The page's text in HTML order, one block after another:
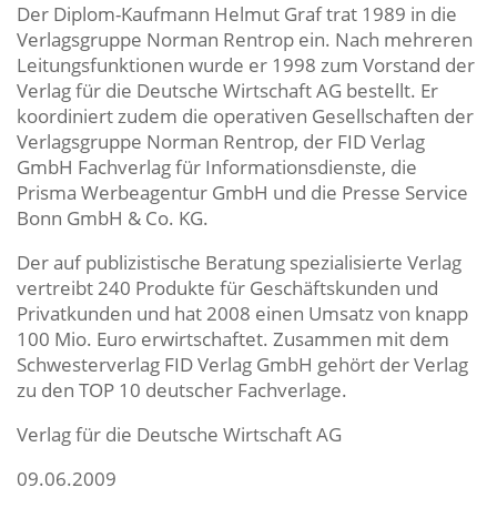
Der Diplom-Kaufmann Helmut Graf trat 1989 in die
Verlagsgruppe Norman Rentrop ein. Nach mehreren
Leitungsfunktionen wurde er 1998 zum Vorstand der
Verlag für die Deutsche Wirtschaft AG bestellt. Er
koordiniert zudem die operativen Gesellschaften der
Verlagsgruppe Norman Rentrop, der FID Verlag
GmbH Fachverlag für Informationsdienste, die
Prisma Werbeagentur GmbH und die Presse Service
Bonn GmbH & Co. KG.
Der auf publizistische Beratung spezialisierte Verlag
vertreibt 240 Produkte für Geschäftskunden und
Privatkunden und hat 2008 einen Umsatz von knapp
100 Mio. Euro erwirtschaftet. Zusammen mit dem
Schwesterverlag FID Verlag GmbH gehört der Verlag
zu den TOP 10 deutscher Fachverlage.
Verlag für die Deutsche Wirtschaft AG
09.06.2009